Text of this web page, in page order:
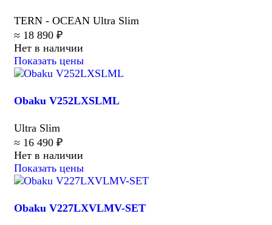
TERN - OCEAN Ultra Slim
≈ 18 890 ₽
Нет в наличии
Показать цены
Obaku V252LXSLML
Ultra Slim
≈ 16 490 ₽
Нет в наличии
Показать цены
Obaku V227LXVLMV-SET